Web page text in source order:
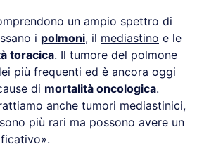
un ampio spettro di
i polmoni, il mediastino e le
toracica. Il tumore del polmone
più frequenti ed è ancora oggi
di mortalità oncologica.
anche tumori mediastinici,
più rari ma possono avere un